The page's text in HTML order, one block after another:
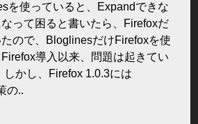
を使っていると、Expandできな
って困ると書いたら、Firefoxだ
ので、BloglinesだけFirefoxを使
導入以来、問題は起きてい
しかし、Firefox 1.0.3には
の..